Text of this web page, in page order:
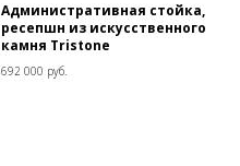
Административная стойка,
ресепшн из искусственного
камня Tristone
692 000 руб.